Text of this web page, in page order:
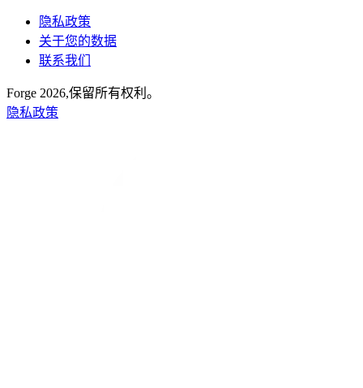
隐私政策
关于您的数据
联系我们
Forge 2026,保留所有权利。
隐私政策